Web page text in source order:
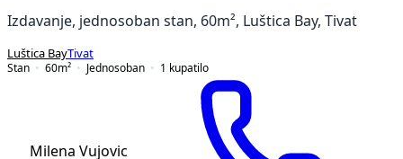
Izdavanje, jednosoban stan, 60m², Luštica Bay, Tivat
Luštica BayTivat
Stan
60m² Jednosoban 1 kupatilo
Milena Vujovic